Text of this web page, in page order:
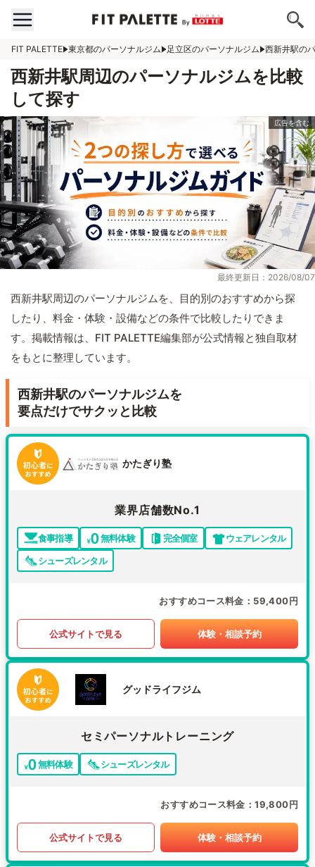
FIT PALETTE 東京都のパーソナルジム 足立区のパーソナルジム 西新井駅の
西新井駅周辺のパーソナルジムを比較
して探す
最終更新日：2026/08/07
西新井駅周辺のパーソナルジムを、目的別のおすすめから探
したり、料金・体験・設備などの条件で比較したりできま
す。掲載情報は、FIT PALETTE編集部が公式情報と独自取材
をもとに整理しています。
西新井駅のパーソナルジムを
要点だけでサクッと比較
かたぎり塾
業界店舗数No.1
食事指導 無料体験 完全個室
ウェアレンタル
シューズレンタル
おすすめコース料金 59,400円
公式サイトで見る 体験・相談予約
グッドライフジム
セミパーソナルトレーニング
無料体験 シューズレンタル
おすすめコース料金 19,800円
公式サイトで見る 体験・相談予約